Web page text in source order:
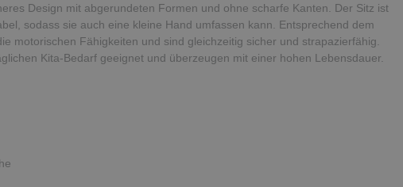
Design mit abgerundeten Formen und ohne scharfe Kanten. Der Sitz ist
sodass sie auch eine kleine Hand umfassen kann. Entsprechend dem
motorischen Fähigkeiten und sind gleichzeitig sicher und strapazierfähig.
Kita-Bedarf geeignet und überzeugen mit einer hohen Lebensdauer.